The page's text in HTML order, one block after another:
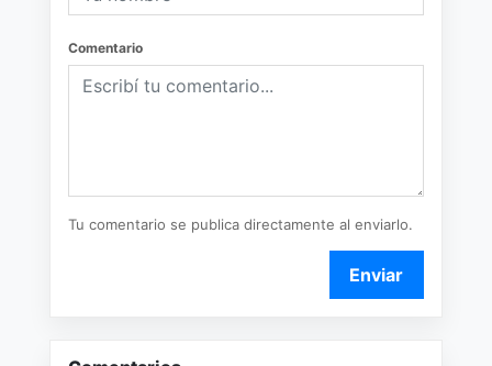
Comentario
Tu comentario se publica directamente al enviarlo.
Enviar